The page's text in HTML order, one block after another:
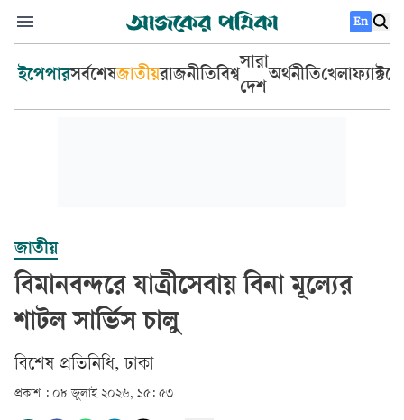
En
ইপেপারসর্বশেষজাতীয়রাজনীতিবিশ্ব
সারা
দেশ
অর্থনীতিখেলা
জাতীয়
বিমানবন্দরে যাত্রীসেবায় বিনা মূল্যের
শাটল সার্ভিস চালু
বিশেষ প্রতিনিধি, ঢাকা
প্রকাশ : ০৮ জুলাই ২০২৬, ১৫: ৫৩